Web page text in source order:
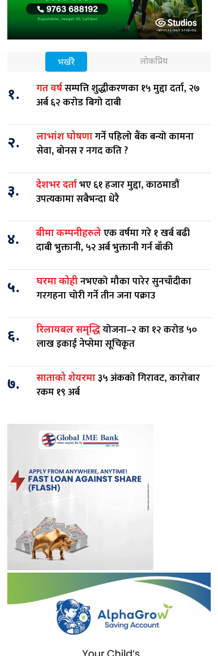
भर्खरै लोकप्रिय
१. गत वर्षसम्पत्ति शुद्धीकरणका १५ मुद्दा दर्ता, २७
अर्ब ६२ करोड बिगो दाबी
२. लाभांश घोषणागर्ने पहिलो बैंक बन्यो कामना
सेवा, बोनस र नगद कति ?
३. देशभर दर्ताभए ६१ हजार मुद्दा, काठमाडौं
उपत्यकामा सबैभन्दा धेरै
४. बीमा कम्पनीहरुलेएक वर्षमा गरे १ खर्ब बढी
दाबी भुक्तानी, ५२ अर्ब भुक्तानी गर्न बाँकी
५. घरमा कोहीनभएको मौका पारेर सुनचाँदीका
गरगहना चोरी गर्ने तीन जना पक्राउ
६. रिलायबल समृद्धियोजना–२ का १२ करोड ५०
लाख इकाई नेप्सेमा सूचिकृत
७. साताको शेयरमा३५ अंकको गिरावट, कारोबार
रकम १९ अर्ब